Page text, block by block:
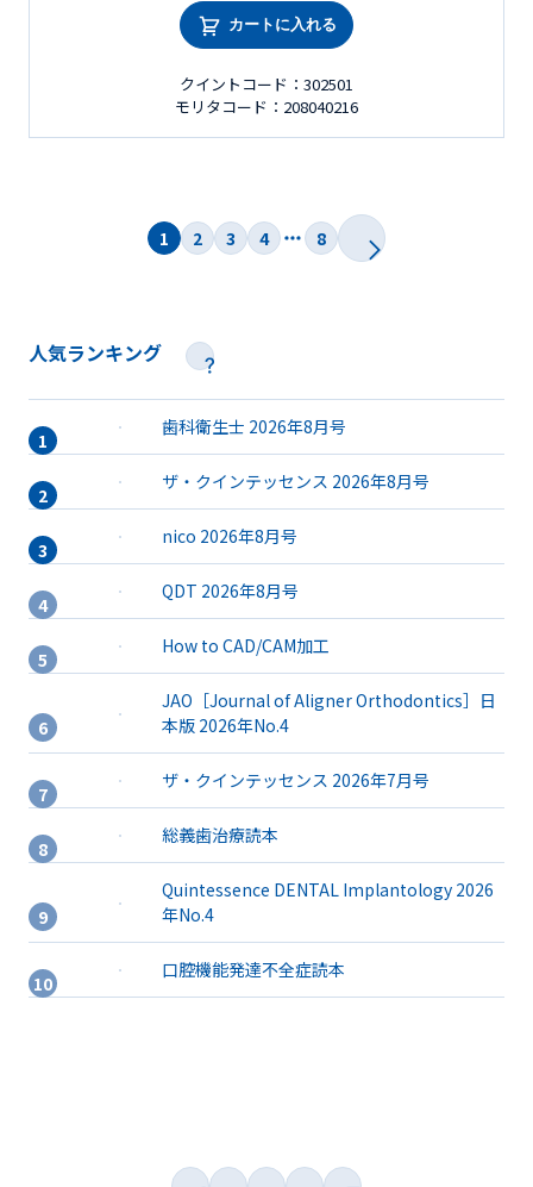
カートに入れる
クイントコード：302501
モリタコード：208040216
1 2 3 4 8
人気ランキング
歯科衛生士 2026年8月号
ザ・クインテッセンス 2026年8月号
nico 2026年8月号
QDT 2026年8月号
How to CAD/CAM加工
JAO［Journal of Aligner Orthodontics］日
本版 2026年No.4
ザ・クインテッセンス 2026年7月号
総義歯治療読本
Quintessence DENTAL Implantology 2026
年No.4
口腔機能発達不全症読本